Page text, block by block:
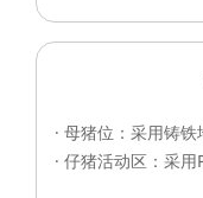
· 母猪位：采用铸铁
· 仔猪活动区：采用